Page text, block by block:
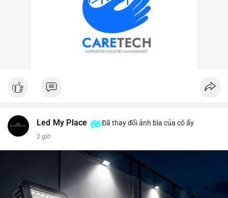
Led My Place Đã thay đổi ảnh bìa của cô ấy
2 giờ